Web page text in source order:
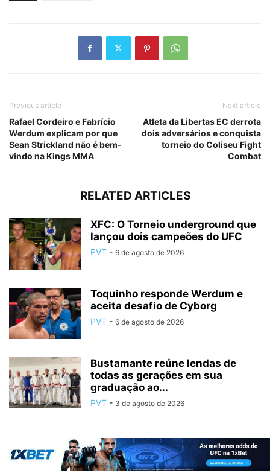
Previous article
Rafael Cordeiro e Fabrício
Werdum explicam por que
Sean Strickland não é bem-
vindo na Kings MMA
Next article
Atleta da Libertas EC derrota
dois adversários e conquista
torneio do Coliseu Fight
Combat
RELATED ARTICLES
XFC: O Torneio underground que
lançou dois campeões do UFC
PVT - 6 de agosto de 2026
Toquinho responde Werdum e
aceita desafio de Cyborg
PVT - 6 de agosto de 2026
Bustamante reúne lendas de
todas as gerações em sua
graduação ao...
PVT - 3 de agosto de 2026